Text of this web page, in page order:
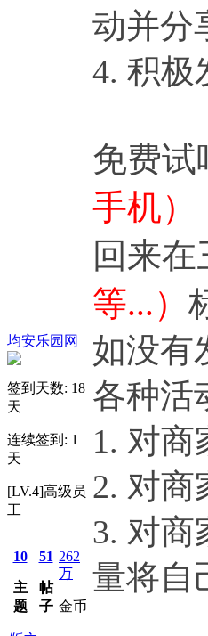
均安乐园网
签到天数: 18
天
连续签到: 1
天
[LV.4]高级员
工
10
主
题
51
帖
子
262
万
金币
动并分
4. 积极
免费试
手机）
回来
等...）
如没有
各种活
1. 对商
2. 对商
3. 对商
量将自